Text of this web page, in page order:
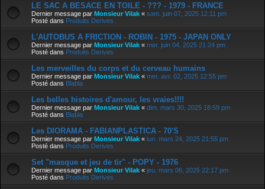
LE SAC A BESACE EN TOILE - ??? - 1979 - FRANCE
Dernier message par Monsieur Vilak « sam. juin 07, 2025 12:11 pm
Posté dans Produits Derives
L'AUTOBUS A FRICTION - ROBIN - 1975 - JAPAN ONLY
Dernier message par Monsieur Vilak « mer. juin 04, 2025 21:24 pm
Posté dans Produits Derives
Les merveilles du corps et du cerveau humains
Dernier message par Monsieur Vilak « mer. avr. 02, 2025 12:55 pm
Posté dans Blabla
Les belles histoires d'amour, les vraies!!!!
Dernier message par Monsieur Vilak « dim. mars 30, 2025 18:59 pm
Posté dans Blabla
Les DIORAMA - FABIANPLASTICA - 70'S
Dernier message par Monsieur Vilak « lun. mars 24, 2025 21:55 pm
Posté dans Produits Derives
Set "masque et jeu de tir" - POPY - 1976
Dernier message par Monsieur Vilak « jeu. mars 06, 2025 22:17 pm
Posté dans Produits Derives